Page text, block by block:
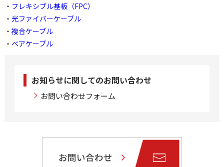
・ フレキシブル基板（FPC）
・ 光ファイバーケーブル
・ 複合ケーブル
・ ベアケーブル
お知らせに関してのお問い合わせ
お問い合わせフォーム